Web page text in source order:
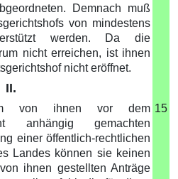
Demnach muß
von mindestens
werden. Da die
nicht erreichen, ist ihnen
nicht eröffnet.
II.
von ihnen vor dem
anhängig gemachten
einer öffentlich-rechtlichen
Landes können sie keinen
ihnen gestellten Anträge
15